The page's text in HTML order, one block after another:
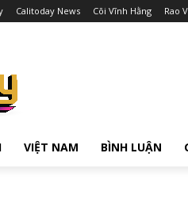
Calitoday News Cõi Vĩnh Hằng Rao
VIỆT NAM BÌNH LUẬN